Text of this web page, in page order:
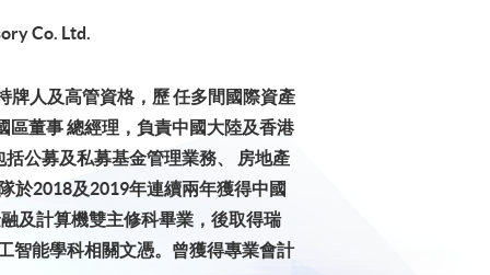
Co. Ltd.
牌人及高管資格，歷 任多間國際資產
區董事 總經理，負責中國大陸及香港
公募及私募基金管理業務、 房地產
於2018及2019年連續兩年獲得中國
及計算機雙主修科畢業，後取得瑞
智能學科相關文憑。曾獲得專業會計